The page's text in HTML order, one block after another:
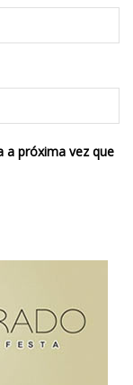
a próxima vez que